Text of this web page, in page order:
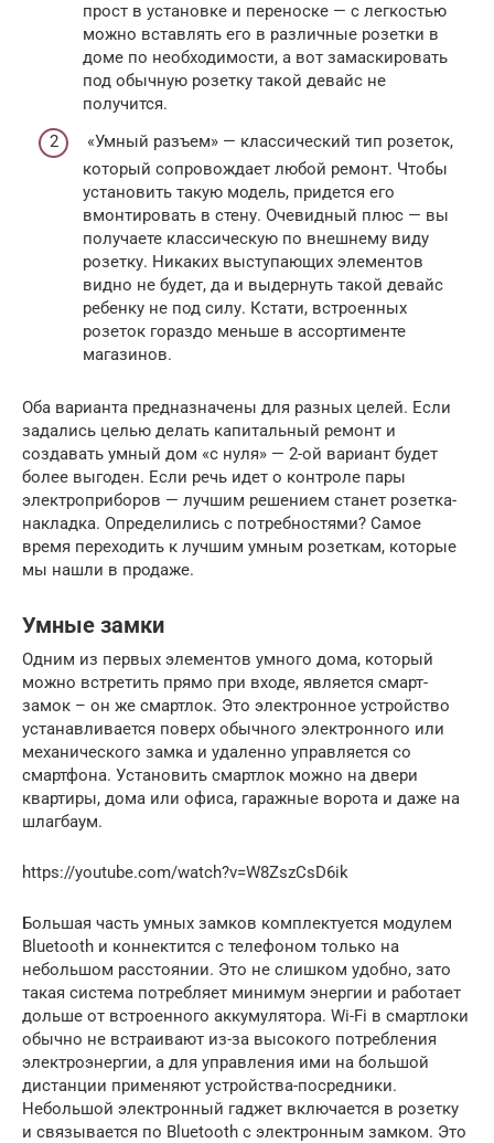
прост в установке и переноске — с легкостью
можно вставлять его в различные розетки в
доме по необходимости, а вот замаскировать
под обычную розетку такой девайс не
получится.
«Умный разъем» — классический тип розеток,
который сопровождает любой ремонт. Чтобы
установить такую модель, придется его
вмонтировать в стену. Очевидный плюс — вы
получаете классическую по внешнему виду
розетку. Никаких выступающих элементов
видно не будет, да и выдернуть такой девайс
ребенку не под силу. Кстати, встроенных
розеток гораздо меньше в ассортименте
магазинов.
Оба варианта предназначены для разных целей. Если
задались целью делать капитальный ремонт и
создавать умный дом «с нуля» — 2-ой вариант будет
более выгоден. Если речь идет о контроле пары
электроприборов — лучшим решением станет розетка-
накладка. Определились с потребностями? Самое
время переходить к лучшим умным розеткам, которые
мы нашли в продаже.
Умные замки
Одним из первых элементов умного дома, который
можно встретить прямо при входе, является смарт-
замок – он же смартлок. Это электронное устройство
устанавливается поверх обычного электронного или
механического замка и удаленно управляется со
смартфона. Установить смартлок можно на двери
квартиры, дома или офиса, гаражные ворота и даже на
шлагбаум.
https://youtube.com/watch?v=W8ZszCsD6ik
Большая часть умных замков комплектуется модулем
Bluetooth и коннектится с телефоном только на
небольшом расстоянии. Это не слишком удобно, зато
такая система потребляет минимум энергии и работает
дольше от встроенного аккумулятора. Wi-Fi в смартлоки
обычно не встраивают из-за высокого потребления
электроэнергии, а для управления ими на большой
дистанции применяют устройства-посредники.
Небольшой электронный гаджет включается в розетку
и связывается по Bluetooth с электронным замком. Это